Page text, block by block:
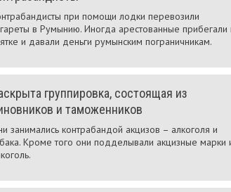
при помощи лодки перевозили
в Румынию. Иногда арестованные прибегали
и давали деньги румынским пограничникам.
группировка, состоящая из
и таможенников
занимались контрабандой акцизов – алкоголя и
Кроме того они подделывали акцизные марки